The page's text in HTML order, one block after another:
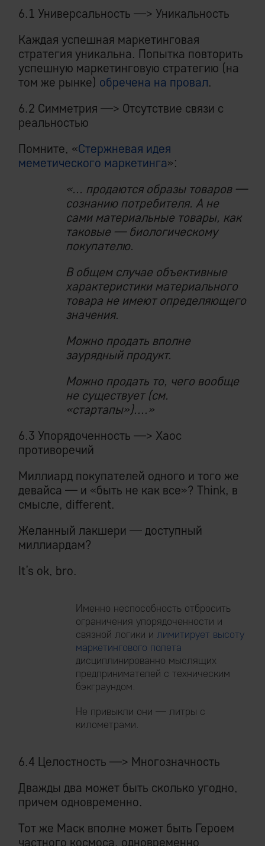
6.1 Универсальность —> Уникальность
Каждая успешная маркетинговая
стратегия уникальна. Попытка повторить
успешную маркетинговую стратегию (на
том же рынке) обречена на провал.
6.2 Симметрия —> Отсутствие связи с
реальностью
Помните, «Стержневая идея
меметического маркетинга»:
«... продаются образы товаров —
сознанию потребителя. А не
сами материальные товары, как
таковые — биологическому
покупателю.
В общем случае объективные
характеристики материального
товара не имеют определяющего
значения.
Можно продать вполне
заурядный продукт.
Можно продать то, чего вообще
не существует (см.
«стартапы»)....»
6.3 Упорядоченность —> Хаос
противоречий
Миллиард покупателей одного и того же
девайса — и «быть не как все»? Think, в
смысле, different.
Желанный лакшери — доступный
миллиардам?
It’s ok, bro.
Именно неспособность отбросить
ограничения упорядоченности и
связной логики и лимитирует высоту
маркетингового полета
дисциплинированно мыслящих
предпринимателей с техническим
бэкграундом.
Не привыкли они — литры с
километрами.
6.4 Целостность —> Многозначность
Дважды два может быть сколько угодно,
причем одновременно.
Тот же Маск вполне может быть Героем
частного космоса, одновременно